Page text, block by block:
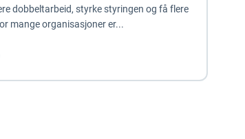
dobbeltarbeid, styrke styringen og få flere
mange organisasjoner er...